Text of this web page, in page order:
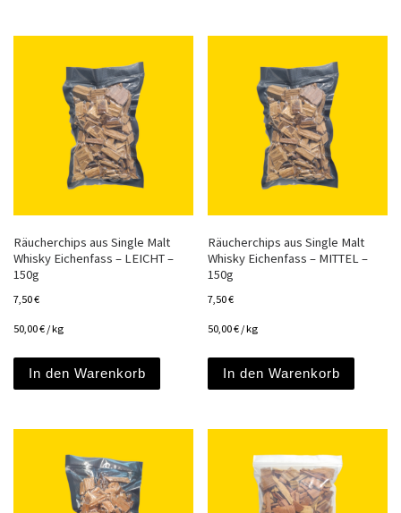
Räucherchips aus Single Malt
Whisky Eichenfass – LEICHT –
150g
7,50€
50,00€ /kg
In den Warenkorb
Räucherchips aus Single Malt
Whisky Eichenfass – MITTEL –
150g
7,50€
50,00€ /kg
In den Warenkorb